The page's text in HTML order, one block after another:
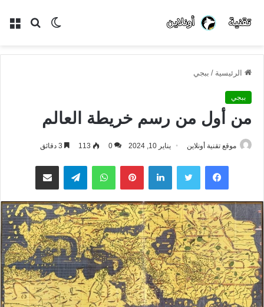
بحث الوضع
الرئيسية / ببجي
ببجي
من أول من رسم خريطة العالم
موقع تقنية أونلاين يناير 10, 2024 0
113
فيسبوك تويتر لينكدإن بينتيريستواتساب تيلقرام مشاركة عبر البريد